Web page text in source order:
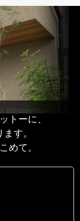
トーに、
す。
めて。